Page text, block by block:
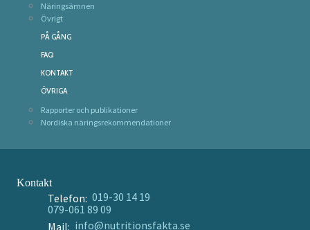
Näringsämnen
Övrigt
PÅ GÅNG
FAQ
KONTAKT
ÖVRIGA
Rapporter och publikationer
Nordiska näringsrekommendationer
Kontakt
Telefon: 019-30 14 19
079-061 89 09
Mail: info@nutritionsfakta.se